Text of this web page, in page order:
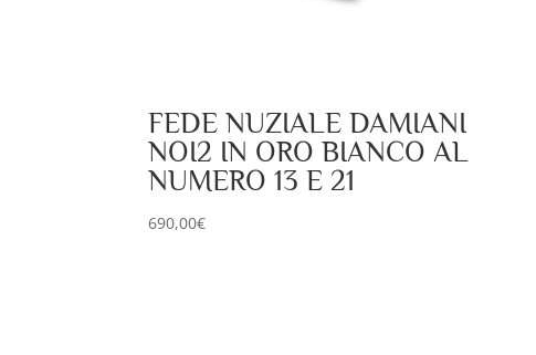
FEDE NUZIALE DAMIANI
NOI2 IN ORO BIANCO AL
NUMERO 13 E 21
690,00€